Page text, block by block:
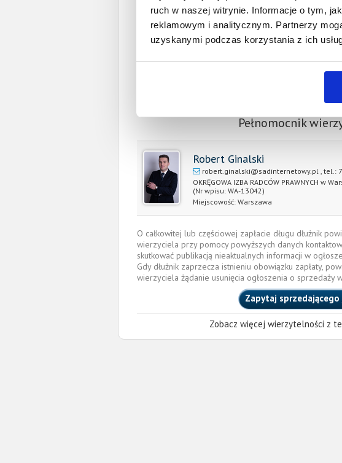
ruch w naszej witrynie. Informacje o tym,
reklamowym i analitycznym. Partnerzy
uzyskanymi podczas korzystania z ich
Spłacono:
0,00
Całkowita wartość wierzytelności:
3
Pełnomocnik
Robert Ginalski
robert.ginalski@sadinternetowy.pl , tel.:
OKRĘGOWA IZBA RADCÓW PRAWNYCH w
(Nr wpisu: WA-13042)
Miejscowość: Warszawa
O całkowitej lub częściowej zapłacie długu dłużnik
wierzyciela przy pomocy powyższych danych
skutkować publikacją nieaktualnych informacji w
Gdy dłużnik zaprzecza istnieniu obowiązku zapłaty,
wierzyciela żądanie usunięcia ogłoszenia o sprzedaży
Zapytaj
Zobacz więcej wierzytelności z